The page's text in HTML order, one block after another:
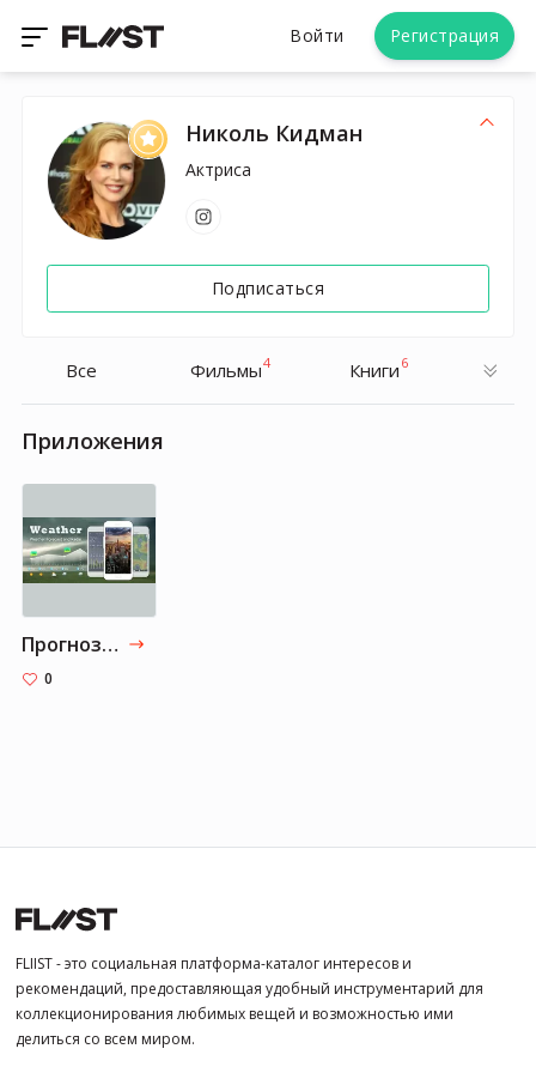
Войти Регистрация
Николь Кидман
Актриса
Подписаться
Все Фильмы4 Книги 6
Приложения
Прогноз погоды
0
FLIIST - это социальная платформа-каталог интересов и
рекомендаций, предоставляющая удобный инструментарий для
коллекционирования любимых вещей и возможностью ими
делиться со всем миром.